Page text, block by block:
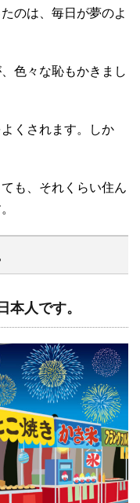
のは、毎日が夢のよ
色々な恥もかきまし
くされます。しか
も、それくらい住ん
本人です。